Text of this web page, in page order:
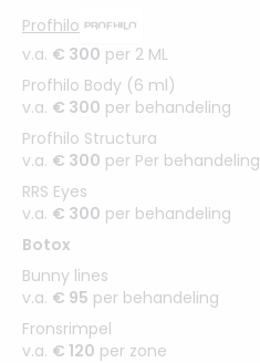
Profhilo
v.a. € 300 per 2 ML
Profhilo Body (6 ml)
v.a. € 300 per behandeling
Profhilo Structura
v.a. € 300 per Per behandeling
RRS Eyes
v.a. € 300 per behandeling
Botox
Bunny lines
v.a. € 95 per behandeling
Fronsrimpel
v.a. € 120 per zone